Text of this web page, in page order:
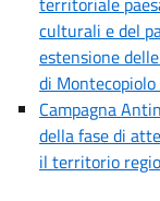
culturali e del
estensione
di
Campagna
della fase di
il territorio